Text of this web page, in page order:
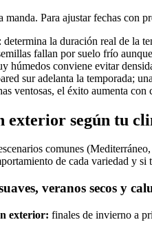
Para ajustar fechas con
: determina la duración real de la
fallan por suelo frío
húmedos conviene evitar
sur adelanta la temporada;
ventosas, el éxito aumenta con
exterior según tu
comunes
de cada variedad y
veranos secos y
exterior: finales de invierno a